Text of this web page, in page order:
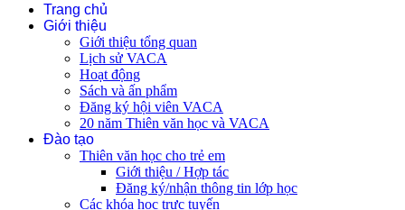
Trang chủ
Giới thiệu
Giới thiệu tổng quan
Lịch sử VACA
Hoạt động
Sách và ấn phẩm
Đăng ký hội viên VACA
20 năm Thiên văn học và VACA
Đào tạo
Thiên văn học cho trẻ em
Giới thiệu / Hợp tác
Đăng ký/nhận thông tin lớp học
Các khóa học trực tuyến